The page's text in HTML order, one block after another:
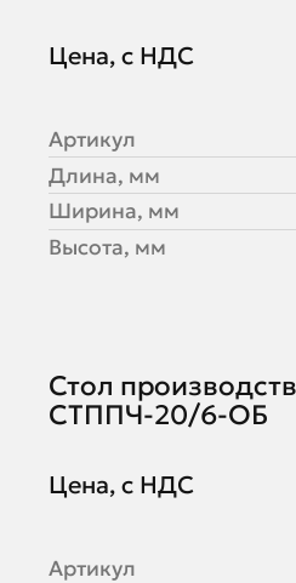
Цена, с НДС
Артикул
Длина, мм
Ширина, мм
Высота, мм
Стол
СТППЧ-20/6-ОБ
Цена, с НДС
Артикул